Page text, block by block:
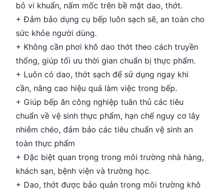
bỏ vi khuẩn, nấm mốc trên bề mặt dao, thớt.
+ Đảm bảo dụng cụ bếp luôn sạch sẽ, an toàn cho
sức khỏe người dùng.
+ Không cần phơi khô dao thớt theo cách truyền
thống, giúp tối ưu thời gian chuẩn bị thực phẩm.
+ Luôn có dao, thớt sạch để sử dụng ngay khi
cần, nâng cao hiệu quả làm việc trong bếp.
+ Giúp bếp ăn công nghiệp tuân thủ các tiêu
chuẩn về vệ sinh thực phẩm, hạn chế nguy cơ lây
nhiễm chéo, đảm bảo các tiêu chuẩn vệ sinh an
toàn thực phẩm
+ Đặc biệt quan trọng trong môi trường nhà hàng,
khách sạn, bệnh viện và trường học.
+ Dao, thớt được bảo quản trong môi trường khô